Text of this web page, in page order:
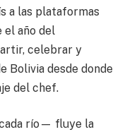
a las plataformas
el año del
celebrar y
Bolivia desde donde
del chef.
río— fluye la